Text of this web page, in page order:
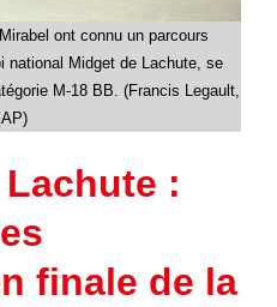
ont connu un parcours
national Midget de Lachute, se
M-18 BB. (Francis Legault,
:
finale de la